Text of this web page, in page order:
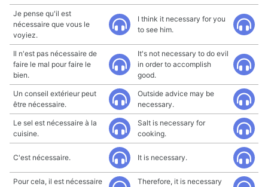
Je pense qu'il est
nécessaire que vous le
voyiez.
I think it necessary for you
to see him.
Il n'est pas nécessaire de
faire le mal pour faire le
bien.
It's not necessary to do evil
in order to accomplish
good.
Un conseil extérieur peut
être nécessaire.
Outside advice may be
necessary.
Le sel est nécessaire à la
cuisine.
Salt is necessary for
cooking.
C'est nécessaire. It is necessary.
Pour cela, il est nécessaire
Therefore, it is necessary